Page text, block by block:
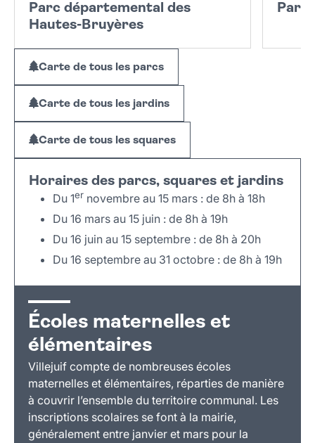
Parc départemental des
Hautes-Bruyères
Parc
Carte de tous les parcs
Carte de tous les jardins
Carte de tous les squares
Horaires des parcs, squares et jardins
Du 1er novembre au 15 mars : de 8h à 18h
Du 16 mars au 15 juin : de 8h à 19h
Du 16 juin au 15 septembre : de 8h à 20h
Du 16 septembre au 31 octobre : de 8h à 19h
Écoles maternelles et
élémentaires
Villejuif compte de nombreuses écoles
maternelles et élémentaires, réparties de manière
à couvrir l’ensemble du territoire communal. Les
inscriptions scolaires se font à la mairie,
généralement entre janvier et mars pour la